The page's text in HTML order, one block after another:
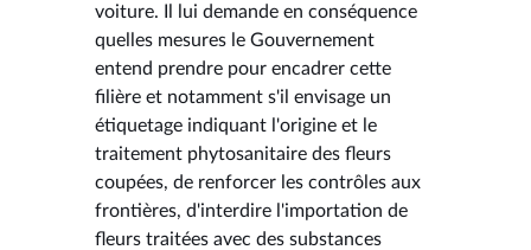
voiture. Il lui demande en conséquence
quelles mesures le Gouvernement
entend prendre pour encadrer cette
filière et notamment s'il envisage un
étiquetage indiquant l'origine et le
traitement phytosanitaire des fleurs
coupées, de renforcer les contrôles aux
frontières, d'interdire l'importation de
fleurs traitées avec des substances